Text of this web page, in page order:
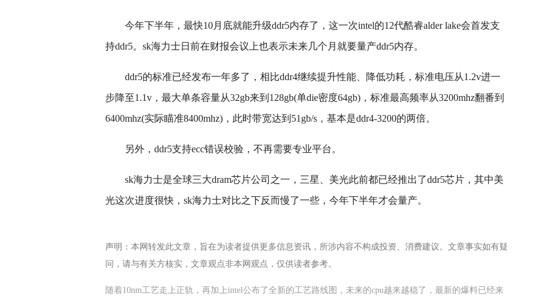
今年下半年，最快10月底就能升级ddr5内存了，这一次intel的12代酷睿alder lake会首发支
持ddr5。sk海力士日前在财报会议上也表示未来几个月就要量产ddr5内存。
ddr5的标准已经发布一年多了，相比ddr4继续提升性能、降低功耗，标准电压从1.2v进一
步降至1.1v，最大单条容量从32gb来到128gb(单die密度64gb)，标准最高频率从3200mhz翻番到
6400mhz(实际瞄准8400mhz)，此时带宽达到51gb/s，基本是ddr4-3200的两倍。
另外，ddr5支持ecc错误校验，不再需要专业平台。
sk海力士是全球三大dram芯片公司之一，三星、美光此前都已经推出了ddr5芯片，其中美
光这次进度很快，sk海力士对比之下反而慢了一些，今年下半年才会量产。
声明：本网转发此文章，旨在为读者提供更多信息资讯，所涉内容不构成投资、消费建议。文章事实如有疑
问，请与有关方核实，文章观点非本网观点，仅供读者参考。
随着10nm工艺走上正轨，再加上intel公布了全新的工艺路线图，未来的cpu越来越稳了，最新的爆料已经来